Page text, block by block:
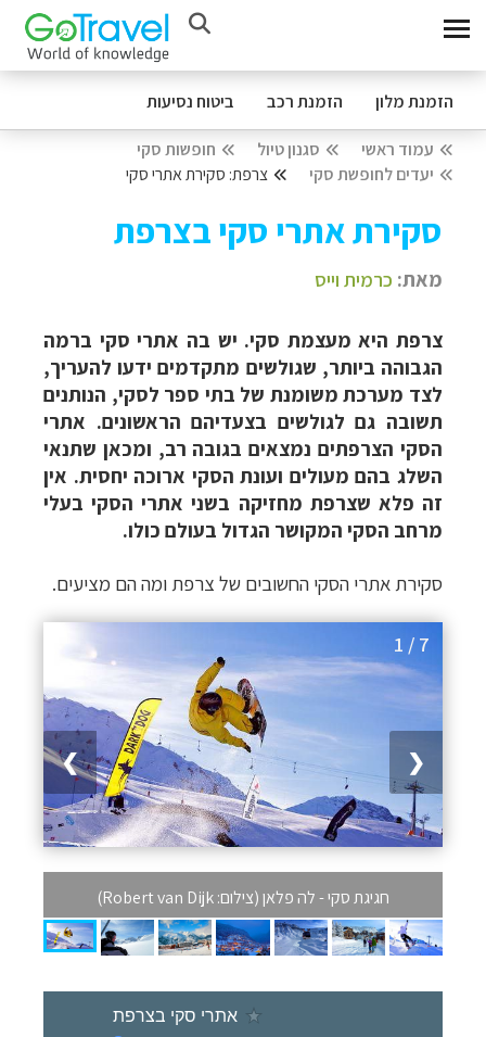
הזמנת מלון הזמנת רכב ביטוח נסיעות
עמוד ראשי סגנון טיול
חופשות סקי
יעדים לחופשת סקי
צרפת: סקירת אתרי סקי
סקירת אתרי סקי בצרפת
מאת: כרמית וייס
צרפת היא מעצמת סקי. יש בה אתרי סקי ברמה
הגבוהה ביותר, שגולשים מתקדמים ידעו להעריך,
לצד מערכת משומנת של בתי ספר לסקי, הנותנים
תשובה גם לגולשים בצעדיהם הראשונים. אתרי
הסקי הצרפתים נמצאים בגובה רב, ומכאן שתנאי
השלג בהם מעולים ועונת הסקי ארוכה יחסית. אין
זה פלא שצרפת מחזיקה בשני אתרי הסקי בעלי
מרחב הסקי המקושר הגדול בעולם כולו.
סקירת אתרי הסקי החשובים של צרפת ומה הם מציעים.
1 / 7
❯ ❮
חגיגת סקי - לה פלאן (צילום: Robert van Dijk)